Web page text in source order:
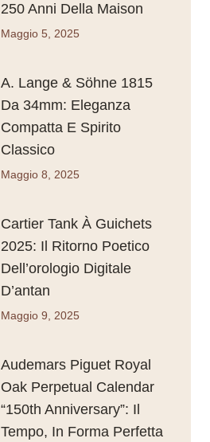
250 Anni Della Maison
Maggio 5, 2025
A. Lange & Söhne 1815
Da 34mm: Eleganza
Compatta E Spirito
Classico
Maggio 8, 2025
Cartier Tank À Guichets
2025: Il Ritorno Poetico
Dell’orologio Digitale
D’antan
Maggio 9, 2025
Audemars Piguet Royal
Oak Perpetual Calendar
“150th Anniversary”: Il
Tempo, In Forma Perfetta